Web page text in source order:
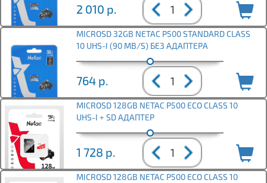
2 010 р.
MICROSD 32GB NETAC P500 STANDARD CLASS
10 UHS-I (90 MB/S) БЕЗ АДАПТЕРА
764 р.
MICROSD 128GB NETAC P500 ECO CLASS 10
UHS-I + SD АДАПТЕР
1 728 р.
MICROSD 128GB NETAC P500 ECO CLASS 10